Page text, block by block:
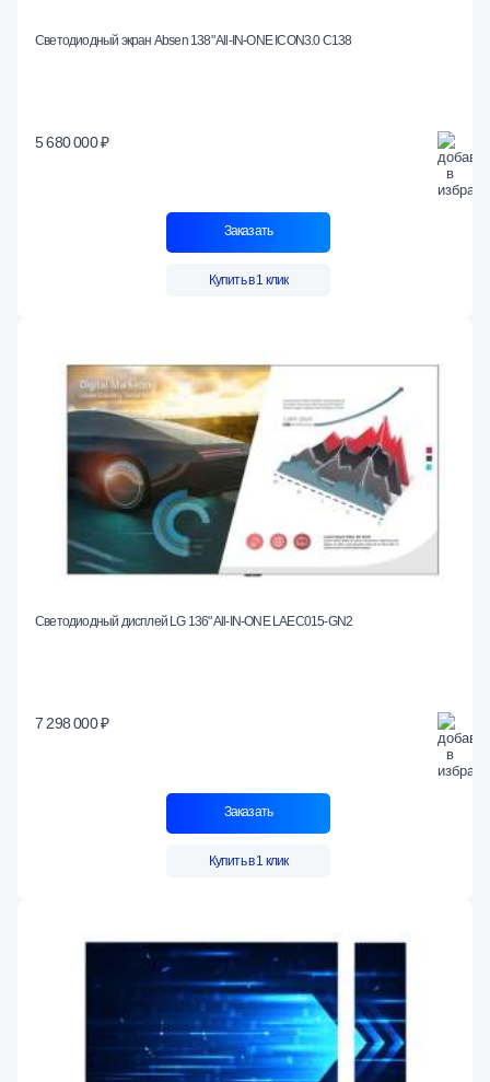
Светодиодный экран Absen 138" All-IN-ONE ICON3.0 C138
5 680 000 ₽
Заказать
Купить в 1 клик
Светодиодный дисплей LG 136" All-IN-ONE LAEC015-GN2
7 298 000 ₽
Заказать
Купить в 1 клик